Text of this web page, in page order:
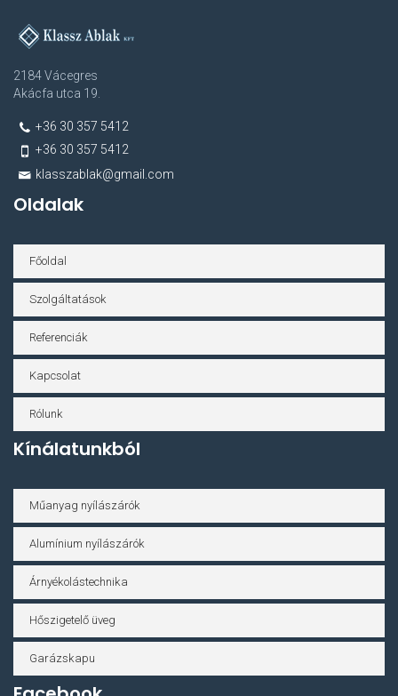
2184 Vácegres
Akácfa utca 19.
+36 30 357 5412
+36 30 357 5412
klasszablak@gmail.com
Oldalak
Főoldal
Szolgáltatások
Referenciák
Kapcsolat
Rólunk
Kínálatunkból
Műanyag nyílászárók
Alumínium nyílászárók
Árnyékolástechnika
Hőszigetelő üveg
Garázskapu